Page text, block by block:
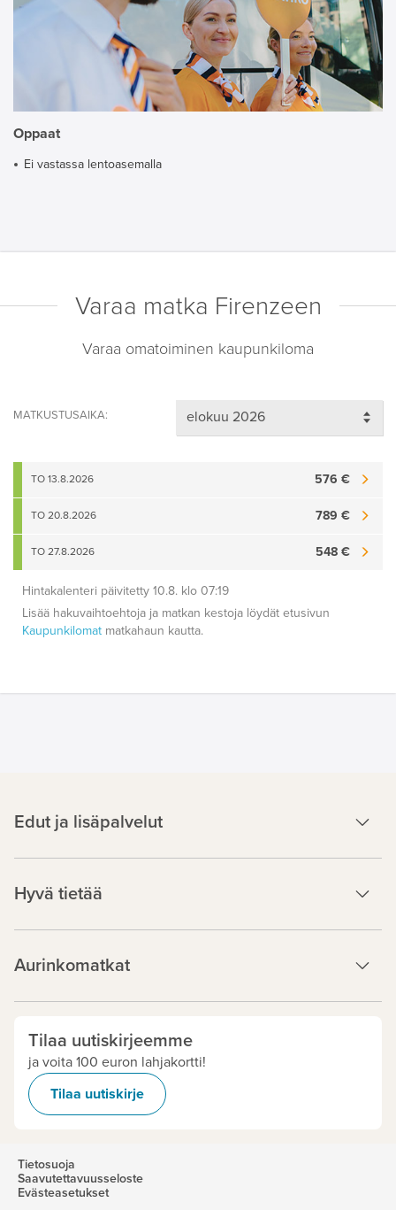
Oppaat
Ei vastassa lentoasemalla
Varaa matka Firenzeen
Varaa omatoiminen kaupunkiloma
MATKUSTUSAIKA:
576 €
TO 13.8.2026
789 €
TO 20.8.2026
548 €
TO 27.8.2026
Hintakalenteri päivitetty 10.8. klo 07:19
Lisää hakuvaihtoehtoja ja matkan kestoja löydät etusivun
Kaupunkilomat matkahaun kautta.
Edut ja lisäpalvelut
Hyvä tietää
Aurinkomatkat
Tilaa uutiskirjeemme
ja voita 100 euron lahjakortti!
Tilaa uutiskirje
Tietosuoja
Saavutettavuusseloste
Evästeasetukset